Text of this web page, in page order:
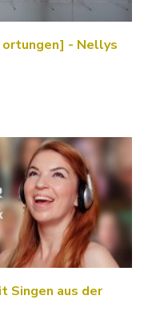
- Nellys
Singen aus der